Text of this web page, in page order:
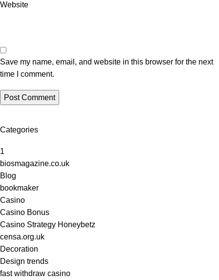
Website
Save my name, email, and website in this browser for the next
time I comment.
Categories
1
biosmagazine.co.uk
Blog
bookmaker
Casino
Casino Bonus
Casino Strategy Honeybetz
censa.org.uk
Decoration
Design trends
fast withdraw casino